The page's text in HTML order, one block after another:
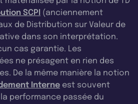
SCPI (anciennement
de Distribution sur Valeur de
dans son interprétation.
cas garantie. Les
ne présagent en rien des
De la même manière la notion
Interne est souvent
performance passée du